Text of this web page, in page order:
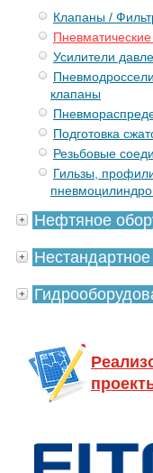
Клапаны /
Усилители
клапаны
Подготовка
Резьбовые
Гильзы,
Нефтяное